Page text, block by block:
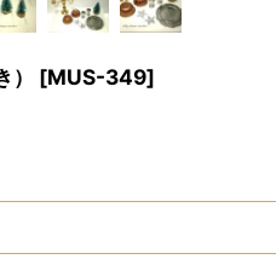
[MUS-349]